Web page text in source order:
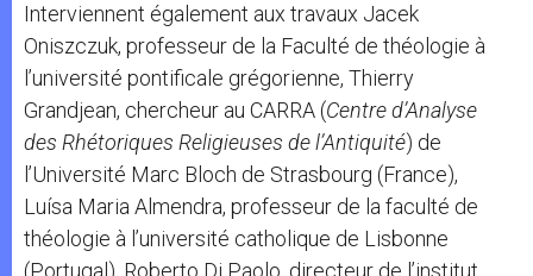
Interviennent également aux travaux Jacek
Oniszczuk, professeur de la Faculté de théologie à
l’université pontificale grégorienne, Thierry
Grandjean, chercheur au CARRA (Centre d’Analyse
des Rhétoriques Religieuses de l’Antiquité) de
l’Université Marc Bloch de Strasbourg (France),
Luísa Maria Almendra, professeur de la faculté de
théologie à l’université catholique de Lisbonne
(Portugal), Roberto Di Paolo, directeur de l’institut